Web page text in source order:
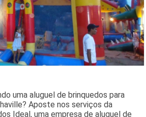
uma aluguel de brinquedos para
Aposte nos serviços da
Ideal, uma empresa de aluguel de